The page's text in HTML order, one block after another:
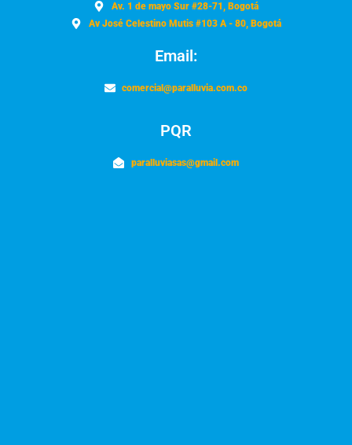
Av. 1 de mayo Sur #28-71, Bogotá
Av José Celestino Mutis #103 A - 80, Bogotá
Email:
comercial@paralluvia.com.co
PQR
paralluviasas@gmail.com